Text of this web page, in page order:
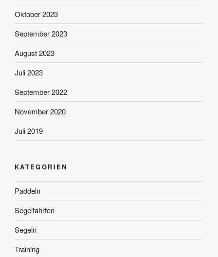
Oktober 2023
September 2023
August 2023
Juli 2023
September 2022
November 2020
Juli 2019
KATEGORIEN
Paddeln
Segelfahrten
Segeln
Training